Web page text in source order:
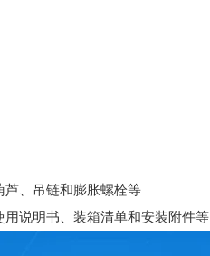
芦、吊链和膨胀螺栓等
说明书、装箱清单和安装附件等